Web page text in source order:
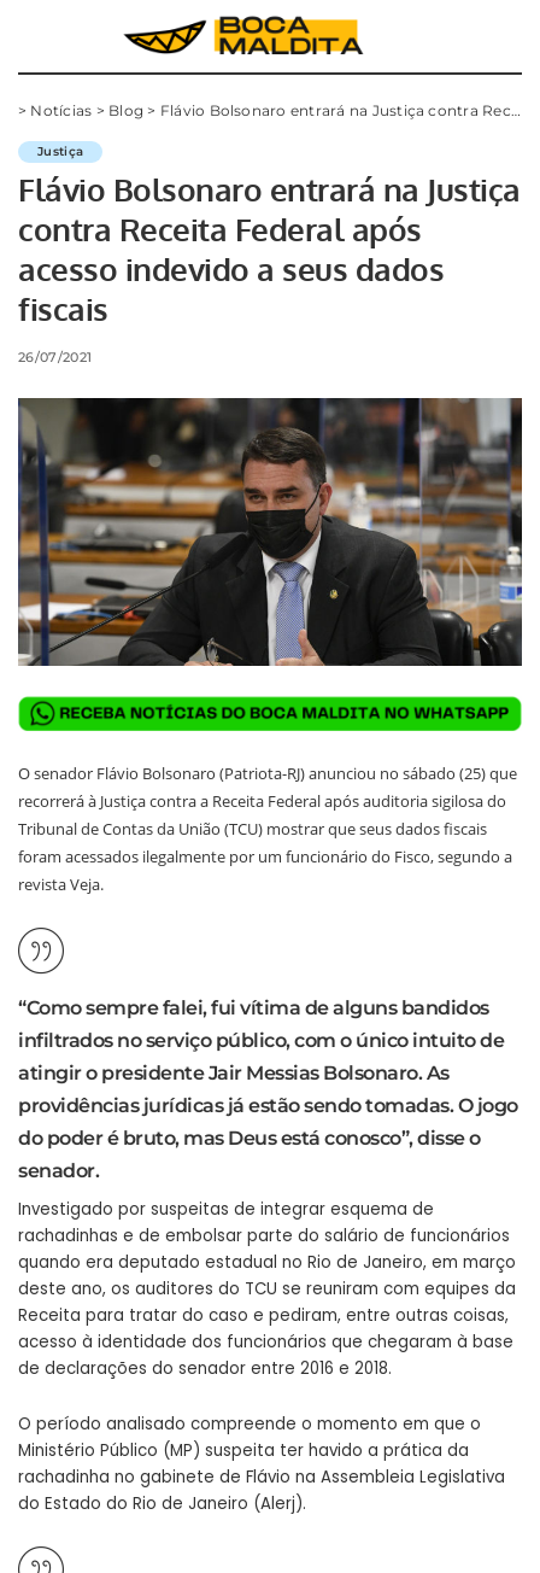
> Notícias > Blog > Flávio Bolsonaro entrará na Justiça contra Receita Federal após acesso indevido a seus dados fiscais
Justiça
Flávio Bolsonaro entrará na Justiça
contra Receita Federal após
acesso indevido a seus dados
fiscais
26/07/2021
O senador Flávio Bolsonaro (Patriota-RJ) anunciou no sábado (25) que
recorrerá à Justiça contra a Receita Federal após auditoria sigilosa do
Tribunal de Contas da União (TCU) mostrar que seus dados fiscais
foram acessados ilegalmente por um funcionário do Fisco, segundo a
revista Veja.
“Como sempre falei, fui vítima de alguns bandidos
infiltrados no serviço público, com o único intuito de
atingir o presidente Jair Messias Bolsonaro. As
providências jurídicas já estão sendo tomadas. O jogo
do poder é bruto, mas Deus está conosco”, disse o
senador.
Investigado por suspeitas de integrar esquema de
rachadinhas e de embolsar parte do salário de funcionários
quando era deputado estadual no Rio de Janeiro, em março
deste ano, os auditores do TCU se reuniram com equipes da
Receita para tratar do caso e pediram, entre outras coisas,
acesso à identidade dos funcionários que chegaram à base
de declarações do senador entre 2016 e 2018.
O período analisado compreende o momento em que o
Ministério Público (MP) suspeita ter havido a prática da
rachadinha no gabinete de Flávio na Assembleia Legislativa
do Estado do Rio de Janeiro (Alerj).